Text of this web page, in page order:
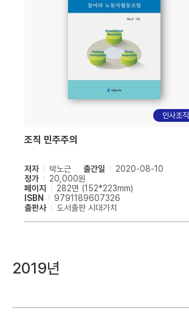
인사조직
조직 민주주의
저자 박노근 출간일
2020-08-10
정가
20,000원
페이지
282면 (152*223mm)
ISBN
9791189607326
출판사
도서출판 시대가치
2019년